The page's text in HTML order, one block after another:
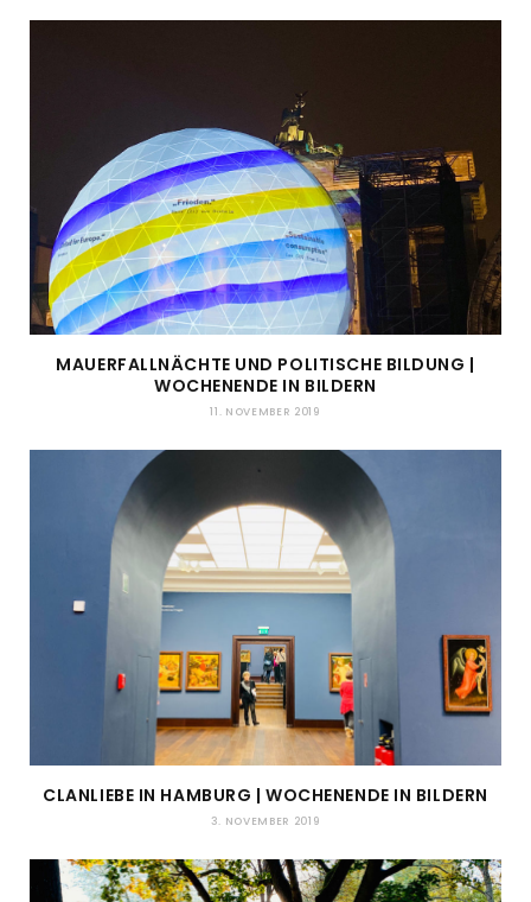
MAUERFALLNÄCHTE UND POLITISCHE BILDUNG |
WOCHENENDE IN BILDERN
11. NOVEMBER 2019
CLANLIEBE IN HAMBURG | WOCHENENDE IN BILDERN
3. NOVEMBER 2019